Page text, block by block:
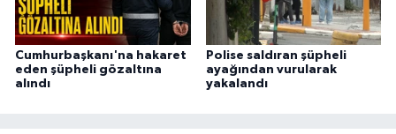
Cumhurbaşkanı'na hakaret
eden şüpheli gözaltına
alındı
Polise saldıran şüpheli
ayağından vurularak
yakalandı